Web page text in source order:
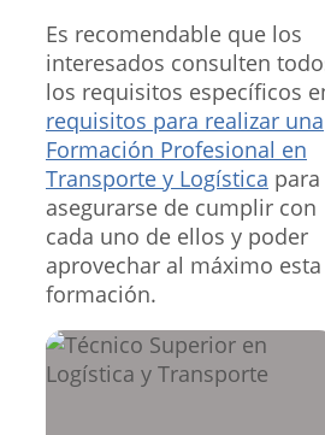
Es recomendable que los
interesados consulten
los requisitos específicos
requisitos para realizar una
Formación Profesional en
Transporte y Logística para
asegurarse de cumplir con
cada uno de ellos y poder
aprovechar al máximo esta
formación.